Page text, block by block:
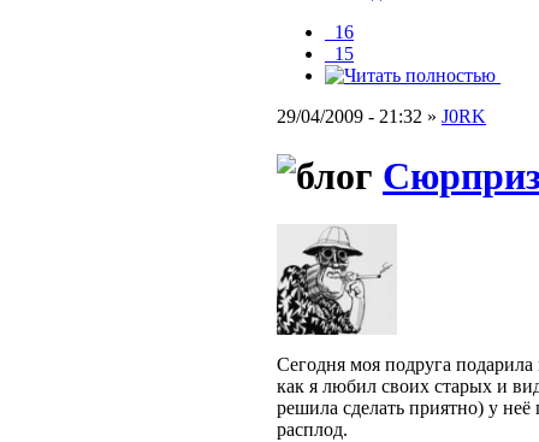
_16
_15
29/04/2009 - 21:32 » J0RK
Сегодня моя подруга
как я любил своих старых и
решила сделать приятно) у
расплод.